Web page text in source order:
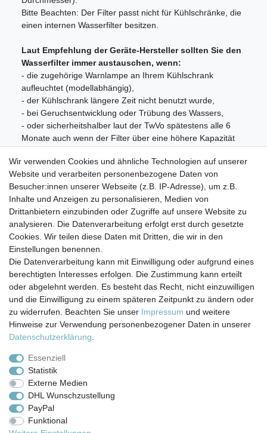
Bitte Beachten: Der Filter passt nicht für Kühlschränke, die
einen internen Wasserfilter besitzen.
Laut Empfehlung der Geräte-Hersteller sollten Sie den
Wasserfilter immer austauschen, wenn:
- die zugehörige Warnlampe an Ihrem Kühlschrank
aufleuchtet (modellabhängig),
- der Kühlschrank längere Zeit nicht benutzt wurde,
- bei Geruchsentwicklung oder Trübung des Wassers,
- oder sicherheitshalber laut der TwVo spätestens alle 6
Monate auch wenn der Filter über eine höhere Kapazität
Weitere Hinweise finden Sie in der Bedienungsanleitung
Ihres Gerätes!
Impressum Daten­schutz­erklärung AGB
Barrierefreiheitserklärung Widerrufs­recht
Versand- & Zahlungsbedingungen
Wir verwenden Cookies und ähnliche Technologien auf unserer
Website und verarbeiten personenbezogene Daten von
Besucher:innen unserer Webseite (z.B. IP-Adresse), um z.B.
Inhalte und Anzeigen zu personalisieren, Medien von
Drittanbietern einzubinden oder Zugriffe auf unsere Website zu
analysieren. Die Datenverarbeitung erfolgt erst durch gesetzte
Cookies. Wir teilen diese Daten mit Dritten, die wir in den
Einstellungen benennen.
Die Datenverarbeitung kann mit Einwilligung oder aufgrund eines
berechtigten Interesses erfolgen. Die Zustimmung kann erteilt
oder abgelehnt werden. Es besteht das Recht, nicht einzuwilligen
und die Einwilligung zu einem späteren Zeitpunkt zu ändern oder
zu widerrufen. Beachten Sie unser Impressum und weitere
Hinweise zur Verwendung personenbezogener Daten in unserer
Daten­schutz­erklärung
Essenziell
Statistik
Externe Medien
DHL Wunschzustellung
PayPal
Funktional